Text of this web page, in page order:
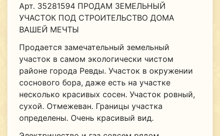
Арт. 35281594 ПРОДАМ ЗЕМЕЛЬНЫЙ
УЧАСТОК ПОД СТРОИТЕЛЬСТВО ДОМА
ВАШЕЙ МЕЧТЫ
Продается замечательный земельный
участок в самом экологически чистом
районе города Ревды. Участок в окружении
соснового бора, даже есть на участке
несколько красивых сосен. Участок ровный,
сухой. Отмежеван. Границы участка
определены. Очень красивый вид.